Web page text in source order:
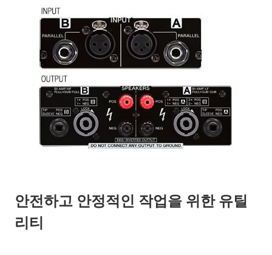
안전하고 안정적인 작업을 위한 유틸
리티